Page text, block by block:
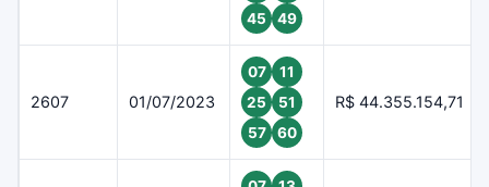
45
49
2607 01/07/2023
07
11
25
51
57
60
R$ 44.355.154,71